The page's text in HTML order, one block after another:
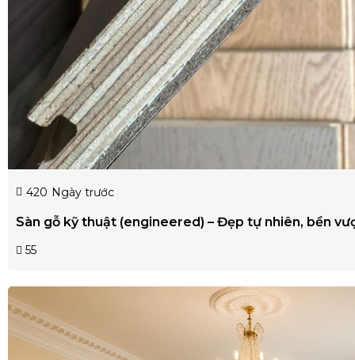
420 Ngày trước
Sàn gỗ kỹ thuật (engineered) – Đẹp tự nhiên, bền
55